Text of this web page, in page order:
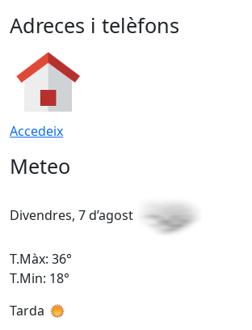
Adreces i telèfons
Accedeix
Meteo
Divendres, 7 d’agost
T.Màx: 36°
T.Min: 18°
Tarda